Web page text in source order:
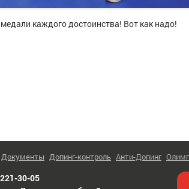
каждого достоинства! Вот как надо!
Документы Допинг-контроль Анти-Допинг
30-05
Подписаться на рассылку